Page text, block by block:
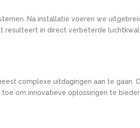
Na installatie voeren we
resulteert in direct verbeterde
complexe uitdagingen aan te gaan.
om innovatieve oplossingen te